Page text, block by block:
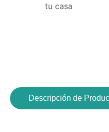
tu casa
Descripción de